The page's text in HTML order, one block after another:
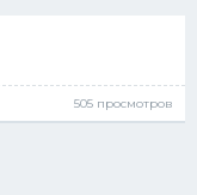
505 просмотров